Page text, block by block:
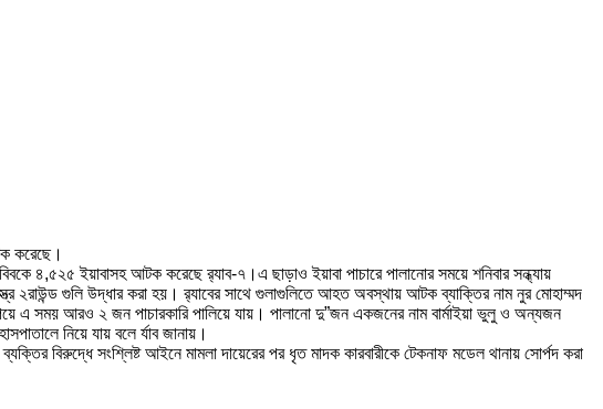
করেছে।
৪,৫২৫ ইয়াবাসহ আটক করেছে র‌্যাব-৭।এ ছাড়াও ইয়াবা পাচারে পালানোর সময়ে শনিবার সন্ধ্যায়
২রাউন্ড গুলি উদ্ধার করা হয়। র‍্যাবের সাথে গুলাগুলিতে আহত অবস্থায় আটক ব্যাক্তির নাম নুর মোহাম্মদ
এ সময় আরও ২ জন পাচারকারি পালিয়ে যায়। পালানো দু”জন একজনের নাম বার্মাইয়া ভুলু ও অন্যজন
নিয়ে যায় বলে র্যাব জানায়।
বিরুদ্ধে সংশ্লিষ্ট আইনে মামলা দায়েরের পর ধৃত মাদক কারবারীকে টেকনাফ মডেল থানায় সোর্পদ করা